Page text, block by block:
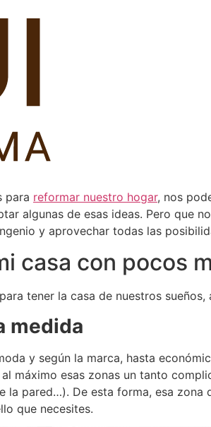
para reformar nuestro hogar, nos
algunas de esas ideas. Pero que
y aprovechar todas las
casa con pocos
tener la casa de nuestros
medida
y según la marca, hasta
máximo esas zonas un tanto
la pared…). De esta forma, esa zona
que necesites.